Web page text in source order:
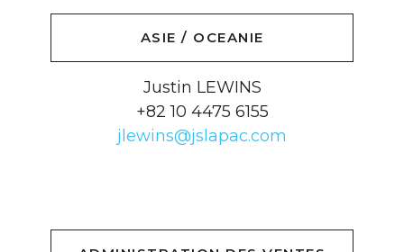
ASIE / OCEANIE
Justin LEWINS
+82 10 4475 6155
jlewins@jslapac.com